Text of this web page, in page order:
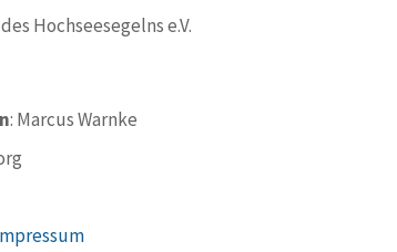
Hochseesegelns e.V.
: Marcus Warnke